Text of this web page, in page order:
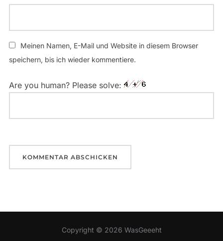
Meinen Namen, E-Mail und Website in diesem Browser
speichern, bis ich wieder kommentiere.
Are you human? Please solve:
Copyright © 2026 WasGeeeht